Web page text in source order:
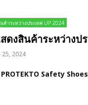
ค้าระหว่างประเทศ UP 2024
ดงสินค้าระหว่างป
2024
Safety